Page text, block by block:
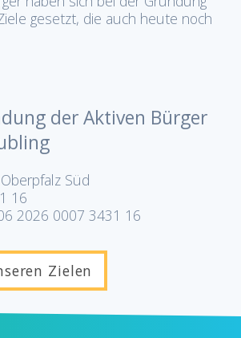
gesetzt, die auch heute noch
der Aktiven Bürger
Süd
16
2026 0007 3431 16
Zielen